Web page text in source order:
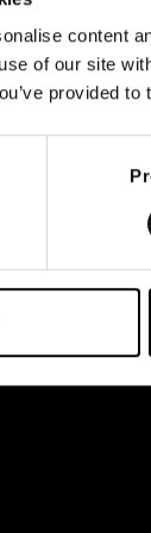
content
of our site
provided